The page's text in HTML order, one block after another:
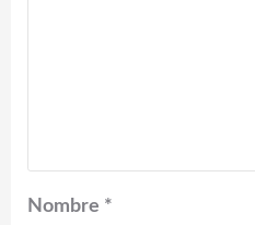
Nombre *